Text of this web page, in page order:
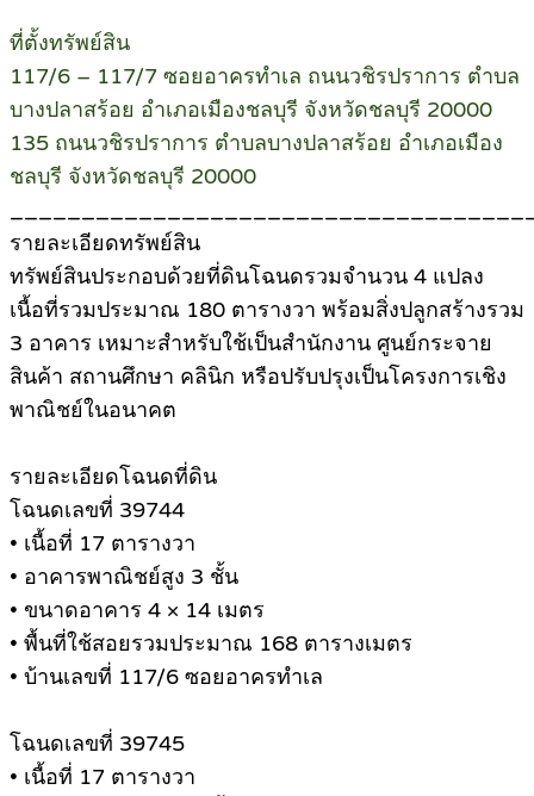
ที่ตั้งทรัพย์สิน
117/6 – 117/7 ซอยอาครทำเล ถนนวชิรปราการ ตำบล
บางปลาสร้อย อำเภอเมืองชลบุรี จังหวัดชลบุรี 20000
135 ถนนวชิรปราการ ตำบลบางปลาสร้อย อำเภอเมือง
ชลบุรี จังหวัดชลบุรี 20000
รายละเอียดทรัพย์สิน
ทรัพย์สินประกอบด้วยที่ดินโฉนดรวมจำนวน 4 แปลง
เนื้อที่รวมประมาณ 180 ตารางวา พร้อมสิ่งปลูกสร้างรวม
3 อาคาร เหมาะสำหรับใช้เป็นสำนักงาน ศูนย์กระจาย
สินค้า สถานศึกษา คลินิก หรือปรับปรุงเป็นโครงการเชิง
พาณิชย์ในอนาคต
รายละเอียดโฉนดที่ดิน
โฉนดเลขที่ 39744
• เนื้อที่ 17 ตารางวา
• อาคารพาณิชย์สูง 3 ชั้น
• ขนาดอาคาร 4 × 14 เมตร
• พื้นที่ใช้สอยรวมประมาณ 168 ตารางเมตร
• บ้านเลขที่ 117/6 ซอยอาครทำเล
โฉนดเลขที่ 39745
• เนื้อที่ 17 ตารางวา